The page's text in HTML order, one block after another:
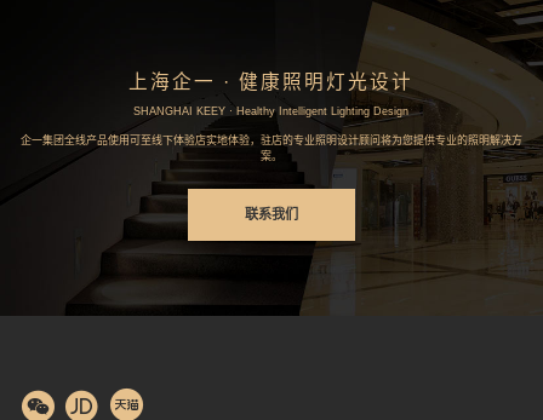
上海企一 · 健康照明灯光设计
SHANGHAI KEEY · Healthy Intelligent Lighting Design
企一集团全线产品使用可至线下体验店实地体验，驻店的专业照明设计顾问将为您提供专业的照明解决方
案。
联系我们